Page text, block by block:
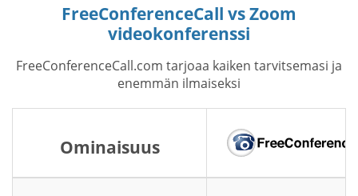
FreeConferenceCall vs Zoom
videokonferenssi
FreeConferenceCall.com tarjoaa kaiken tarvitsemasi ja
enemmän ilmaiseksi
Ominaisuus